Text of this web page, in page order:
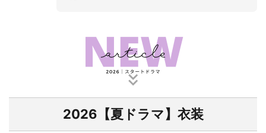
2026【夏ドラマ】衣装